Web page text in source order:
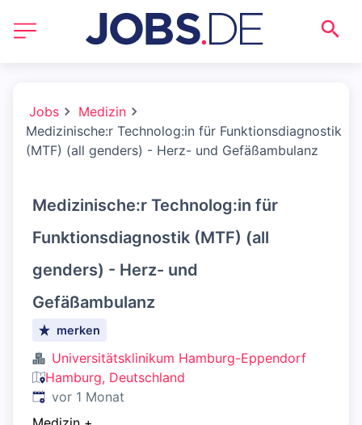
Jobs
Medizin
Medizinische:r Technolog:in für Funktionsdiagnostik
(MTF) (all genders) - Herz- und Gefäßambulanz
Medizinische:r Technolog:in für
Funktionsdiagnostik (MTF) (all
genders) - Herz- und
Gefäßambulanz
merken
Universitätsklinikum Hamburg-Eppendorf
Hamburg, Deutschland
Veröffentlicht:
vor 1 Monat